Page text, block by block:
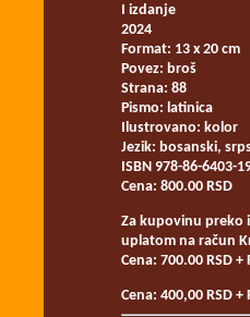
I izdanje
2024
Format: 13 x 20 cm
Povez: broš
Strana: 88
Pismo: latinica
Ilustrovano: kolor
Jezik: bosanski,
ISBN 978-86-6403-
Cena: 800.00 RSD
Za kupovinu preko
uplatom na račun
Cena: 700.00 RSD
Cena: 400,00 RSD